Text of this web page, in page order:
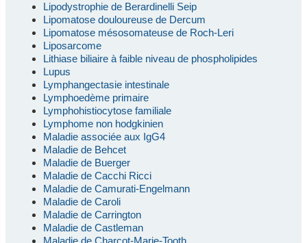
Lipodystrophie de Berardinelli Seip
Lipomatose douloureuse de Dercum
Lipomatose mésosomateuse de Roch-Leri
Liposarcome
Lithiase biliaire à faible niveau de phospholipides
Lupus
Lymphangectasie intestinale
Lymphoedème primaire
Lymphohistiocytose familiale
Lymphome non hodgkinien
Maladie associée aux IgG4
Maladie de Behcet
Maladie de Buerger
Maladie de Cacchi Ricci
Maladie de Camurati-Engelmann
Maladie de Caroli
Maladie de Carrington
Maladie de Castleman
Maladie de Charcot-Marie-Tooth